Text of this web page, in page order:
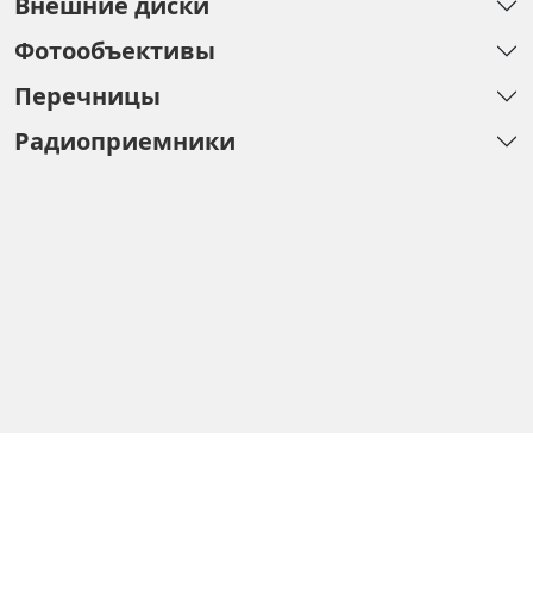
Фотообъективы
Перечницы
Радиоприемники